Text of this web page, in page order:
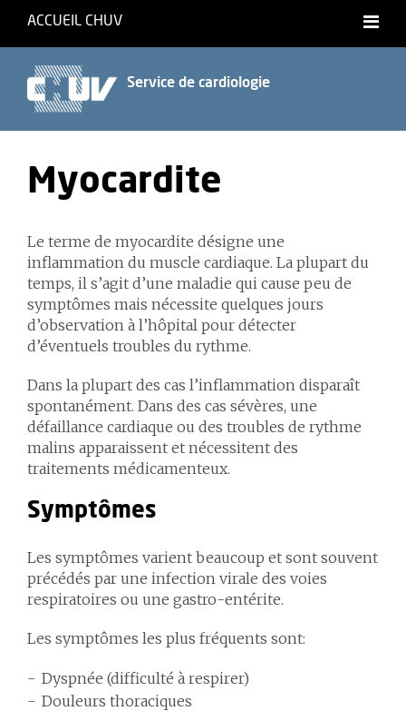
ACCUEIL CHUV
Service de cardiologie
Myocardite
Le terme de myocardite désigne une
inflammation du muscle cardiaque. La plupart du
temps, il s’agit d’une maladie qui cause peu de
symptômes mais nécessite quelques jours
d’observation à l’hôpital pour détecter
d’éventuels troubles du rythme.
Dans la plupart des cas l’inflammation disparaît
spontanément. Dans des cas sévères, une
défaillance cardiaque ou des troubles de rythme
malins apparaissent et nécessitent des
traitements médicamenteux.
Symptômes
Les symptômes varient beaucoup et sont souvent
précédés par une infection virale des voies
respiratoires ou une gastro-entérite.
Les symptômes les plus fréquents sont:
Dyspnée (difficulté à respirer)
Douleurs thoraciques